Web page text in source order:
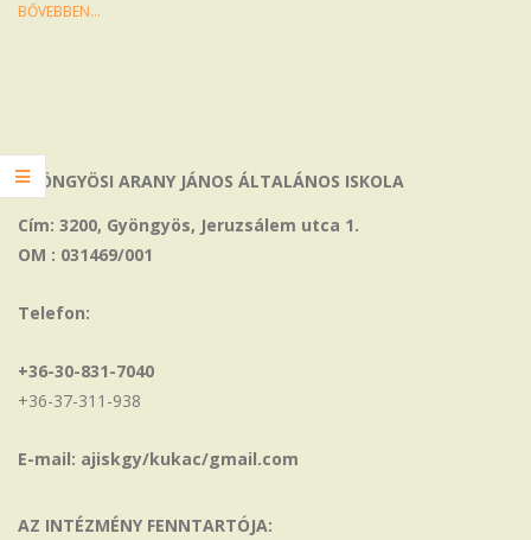
BŐVEBBEN…
GYÖNGYÖSI ARANY JÁNOS ÁLTALÁNOS ISKOLA
Cím: 3200, Gyöngyös, Jeruzsálem utca 1.
OM : 031469/001
Telefon:
+36-30-831-7040
+36-37-311-938
E-mail: ajiskgy/kukac/gmail.com
AZ INTÉZMÉNY FENNTARTÓJA: